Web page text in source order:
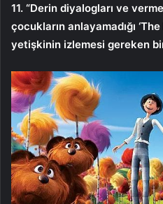
11. “Derin diyalogları ve
çocukların anlayamadığı
yetişkinin izlemesi gereken